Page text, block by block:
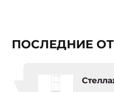
ПОСЛЕДНИЕ